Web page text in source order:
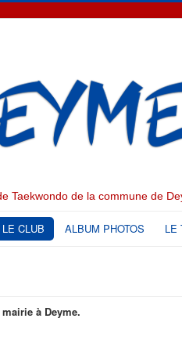
Taekwondo de la commune de
LE CLUB ALBUM PHOTOS LE
à Deyme.